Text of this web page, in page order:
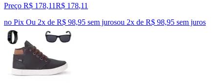
Preço R$ 178,11R$ 178,11
no Pix Ou 2x de R$ 98,95 sem jurosou 2x de R$ 98,95 sem juros